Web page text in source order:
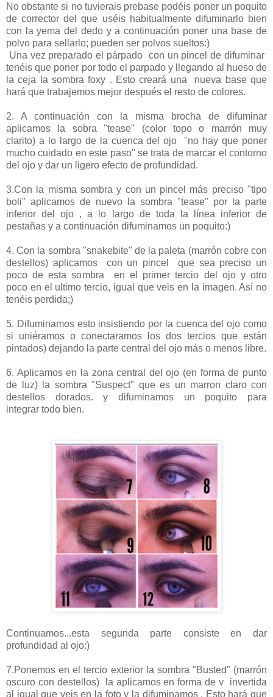
No obstante si no tuvierais prebase podéis poner un poquito
de corrector del que uséis habitualmente difuminarlo bien
con la yema del dedo y a continuación poner una base de
polvo para sellarlo; pueden ser polvos sueltos:)
Una vez preparado el párpado con un pincel de difuminar
tenéis que poner por todo el parpado y llegando al hueso de
la ceja la sombra foxy . Esto creará una nueva base que
hará que trabajemos mejor después el resto de colores.
2. A continuación con la misma brocha de difuminar
aplicamos la sobra "tease" (color topo o marrón muy
clarito) a lo largo de la cuenca del ojo "no hay que poner
mucho cuidado en este paso" se trata de marcar el contorno
del ojo y dar un ligero efecto de profundidad.
3.Con la misma sombra y con un pincel más preciso "tipo
boli" aplicamos de nuevo la sombra "tease" por la parte
inferior del ojo , a lo largo de toda la línea inferior de
pestañas y a continuación difuminamos un poquito:)
4. Con la sombra "snakebite" de la paleta (marrón cobre con
destellos) aplicamos con un pincel que sea preciso un
poco de esta sombra en el primer tercio del ojo y otro
poco en el ultimo tercio, igual que veis en la imagen. Así no
tenéis perdida;)
5. Difuminamos esto insistiendo por la cuenca del ojo como
si uniéramos o conectaramos los dos tercios que están
pintados) dejando la parte central del ojo más o menos libre.
6. Aplicamos en la zona central del ojo (en forma de punto
de luz) la sombra "Suspect" que es un marron claro con
destellos dorados. y difuminamos un poquito para
integrar todo bien.
Continuamos...esta segunda parte consiste en dar
profundidad al ojo:)
7.Ponemos en el tercio exterior la sombra "Busted" (marrón
oscuro con destellos) la aplicamos en forma de v invertida
al igual que veis en la foto y la difuminamos . Esto hará que